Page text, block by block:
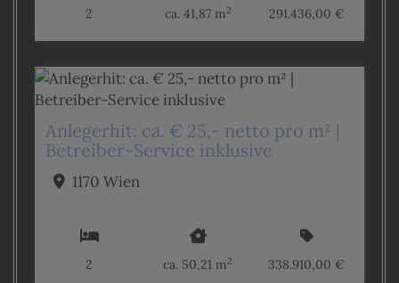
2 ca. 41,87 m 2 291.436,00 €
Anlegerhit: ca. € 25,- netto pro m² |
Betreiber-Service inklusive
1170 Wien
2 ca. 50,21 m2 338.910,00 €